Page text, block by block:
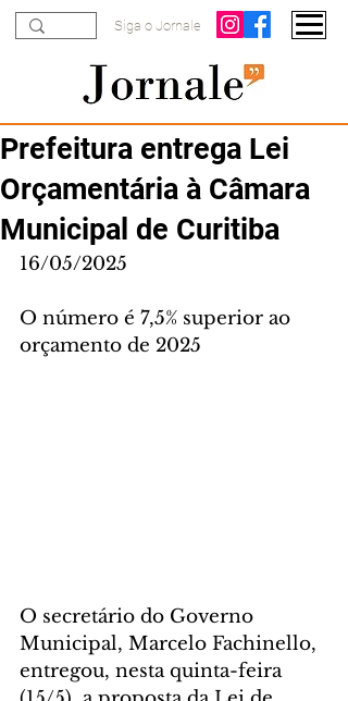
Siga o Jornale
Prefeitura entrega Lei
Orçamentária à Câmara
Municipal de Curitiba
16/05/2025
O número é 7,5% superior ao
orçamento de 2025
O secretário do Governo
Municipal, Marcelo Fachinello,
entregou, nesta quinta-feira